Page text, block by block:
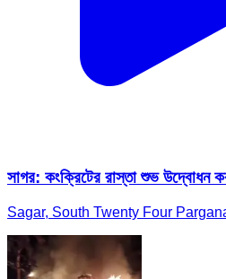
সাগর: কংক্রিটের রাস্তা শুভ উদ্বোধন
Sagar, South Twenty Four